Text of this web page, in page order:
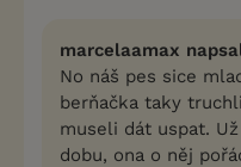
marcelaamax
No náš pes sice
berňačka taky
museli dát uspat.
dobu, ona o něj